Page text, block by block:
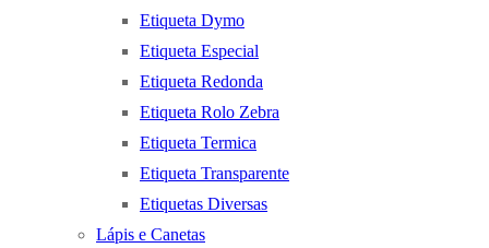
Etiqueta Dymo
Etiqueta Especial
Etiqueta Redonda
Etiqueta Rolo Zebra
Etiqueta Termica
Etiqueta Transparente
Etiquetas Diversas
Lápis e Canetas